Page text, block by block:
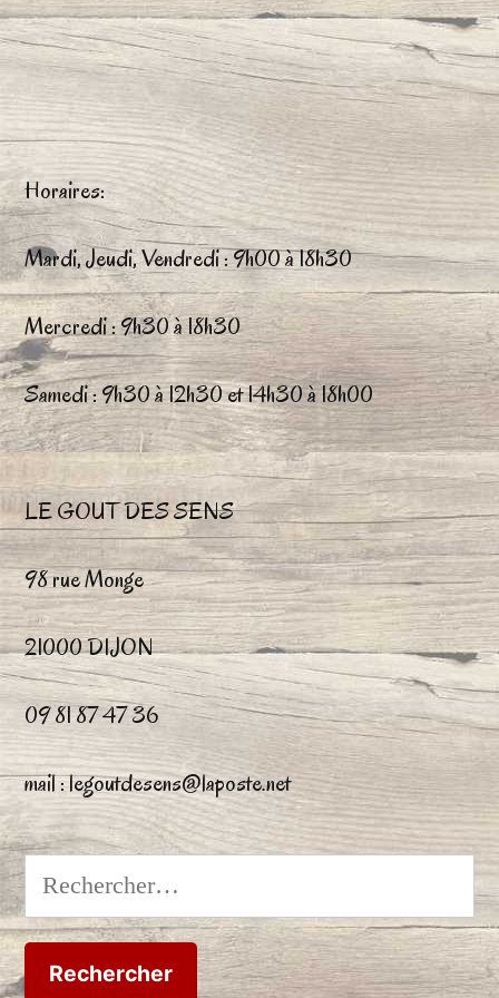
35,80€plusieurs
variations.
Les
options
peuvent
être
choisies
sur
la
page
du
produit
la
du
Horaires:
Mardi, Jeudi, Vendredi : 9h00 à 18h30
Mercredi : 9h30 à 18h30
Samedi : 9h30 à 12h30 et 14h30 à 18h00
LE GOUT DES SENS
98 rue Monge
21000 DIJON
09 81 87 47 36
mail : legoutdesens@laposte.net
Rechercher :